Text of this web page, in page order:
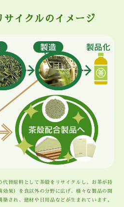
サイクルのイメージ
代替原料として茶殻をリサイクルし、お茶が持
果）を食以外の分野に広げ、様々な製品の開
され、建材や日用品などが生まれています。